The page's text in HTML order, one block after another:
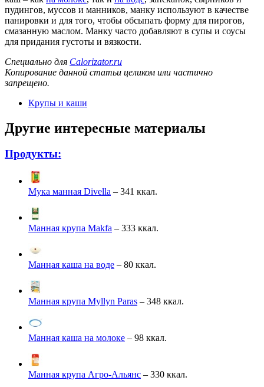
пудингов, муссов и манников, манку используют в качестве
панировки и для того, чтобы обсыпать форму для пирогов,
смазанную маслом. Манку часто добавляют в супы и соусы
для придания густоты и вязкости.
Специально для Calorizator.ru
Копирование данной статьи целиком или частично
запрещено.
Крупы и каши
Другие интересные материалы
Продукты:
Мука манная Divella – 341 ккал.
Манная крупа Makfa – 333 ккал.
Манная каша на воде – 80 ккал.
Манная крупа Myllyn Paras – 348 ккал.
Манная каша на молоке – 98 ккал.
Манная крупа Агро-Альянс – 330 ккал.